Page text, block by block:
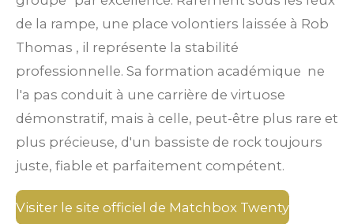
de la rampe, une place volontiers laissée à Rob
Thomas , il représente la stabilité
professionnelle. Sa formation académique ne
l'a pas conduit à une carrière de virtuose
démonstratif, mais à celle, peut-être plus rare et
plus précieuse, d'un bassiste de rock toujours
juste, fiable et parfaitement compétent.
Visiter le site officiel de Matchbox Twenty